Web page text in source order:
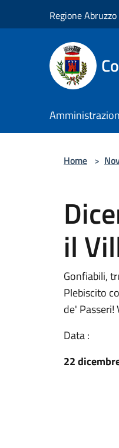
Regione Abruzzo
Home >
il
Gonfiabili,
Plebiscito
de'
Data :
22